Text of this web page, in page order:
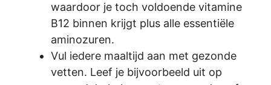
waardoor je toch voldoende vitamine
B12 binnen krijgt plus alle essentiële
aminozuren.
Vul iedere maaltijd aan met gezonde
vetten. Leef je bijvoorbeeld uit op